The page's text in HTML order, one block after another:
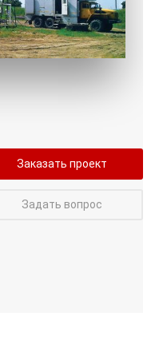
Заказать проект
Задать вопрос